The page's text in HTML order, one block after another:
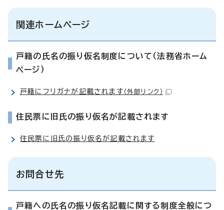
関連ホームページ
戸籍の氏名の振り仮名制度について（法務省ホーム
ページ）
戸籍にフリガナが記載されます （外部リンク）
住民票に旧氏の振り仮名が記載されます
住民票に旧氏の振り仮名が記載されます
お問合せ先
戸籍への氏名の振り仮名記載に関する制度全般につ